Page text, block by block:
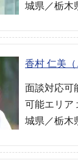
城県／栃木
香村 仁美（
面談対応可
可能エリア
城県／栃木